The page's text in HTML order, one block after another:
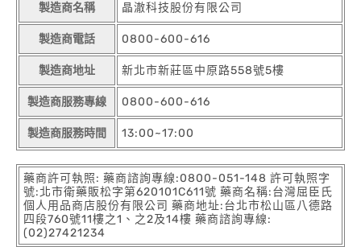
製造商名稱 晶澈科技股份有限公司
製造商電話 0800-600-616
製造商地址 新北市新莊區中原路558號5樓
製造商服務專線 0800-600-616
製造商服務時間 13:00~17:00
藥商許可執照: 藥商諮詢專線:0800-051-148 許可執照字
號:北市衛藥販松字第620101C611號 藥商名稱:台灣屈臣氏
個人用品商店股份有限公司 藥商地址:台北市松山區八德路
四段760號11樓之1、之2及14樓 藥商諮詢專線:
(02)27421234